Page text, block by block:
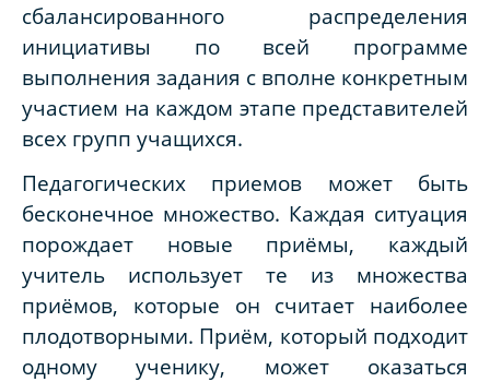
сбалансированного распределения
инициативы по всей программе
выполнения задания с вполне конкретным
участием на каждом этапе представителей
всех групп учащихся.
Педагогических приемов может быть
бесконечное множество. Каждая ситуация
порождает новые приёмы, каждый
учитель использует те из множества
приёмов, которые он считает наиболее
плодотворными. Приём, который подходит
одному ученику, может оказаться